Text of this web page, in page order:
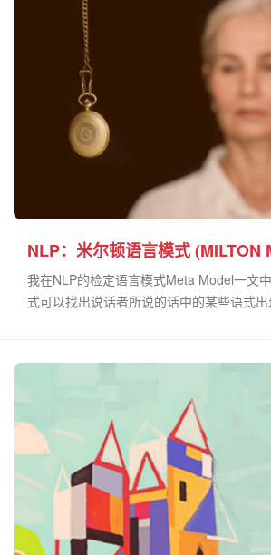
NLP：米尔顿语言模式 (MILTON
我在NLP的检定语言模式Meta Model一文
式可以找出说话者所说的话中的某些语式